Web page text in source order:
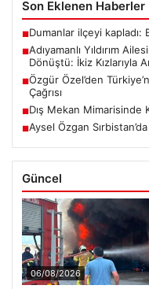
Son Eklenen Haberler
■Dumanlar ilçeyi kapladı:
■Adıyamanlı Yıldırım
Dönüştü: İkiz Kızlarıyla
■Özgür Özel’den
Çağrısı
■Dış Mekan Mimarisinde
■Aysel Özgan
Güncel
06/08/2026